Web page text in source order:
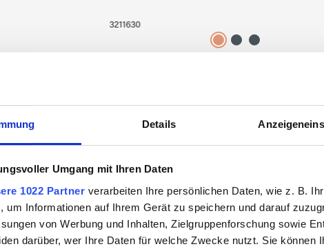
Details
Umgang mit Ihren Daten
1022 Partner verarbeiten Ihre persönlichen Daten, wie z. B.
um Informationen auf Ihrem Gerät zu speichern und darauf
von Werbung und Inhalten, Zielgruppenforschung sowie
darüber, wer Ihre Daten für welche Zwecke nutzt. Sie können
3211630
Zuletzt angesehen